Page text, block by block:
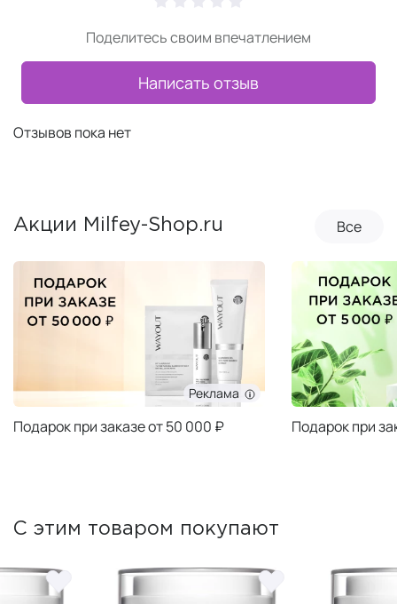
Поделитесь своим впечатлением
Написать отзыв
Отзывов пока нет
Акции Milfey-Shop.ru Все
Реклама
Подарок при заказе от 50 000 ₽ Подарок при
С этим товаром покупают